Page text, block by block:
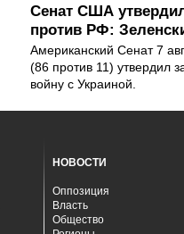
Сенат США
против РФ:
Американский Сенат 7
(86 против 11) утвердил
войну с Украиной.
НОВОСТИ
Оппозиция
Власть
Общество